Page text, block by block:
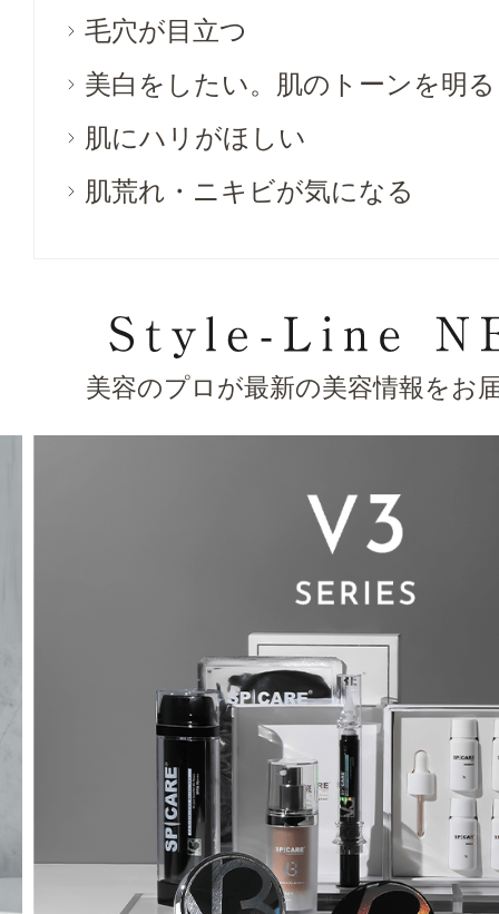
毛穴が目立つ
美白をしたい。肌のトーンを明
肌にハリがほしい
肌荒れ・ニキビが気になる
美容のプロが最新の美容情報をお